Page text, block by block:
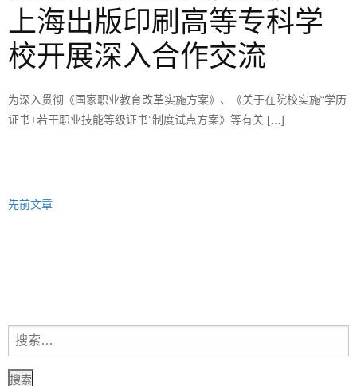
上海出版印刷高等专科学
校开展深入合作交流
为深入贯彻《国家职业教育改革实施方案》、《关于在院校实施“学历
证书+若干职业技能等级证书”制度试点方案》等有关 […]
先前文章